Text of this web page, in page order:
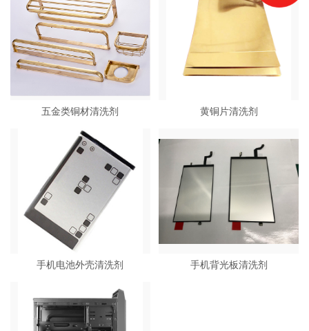
五金类铜材清洗剂 黄铜片清洗剂
手机电池外壳清洗剂 手机背光板清洗剂